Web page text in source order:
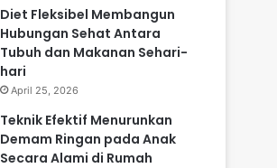
Diet Fleksibel Membangun
Hubungan Sehat Antara
Tubuh dan Makanan Sehari-
hari
April 25, 2026
Teknik Efektif Menurunkan
Demam Ringan pada Anak
Secara Alami di Rumah